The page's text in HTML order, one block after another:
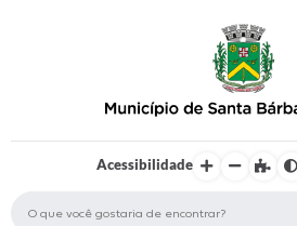
Acessibilidade